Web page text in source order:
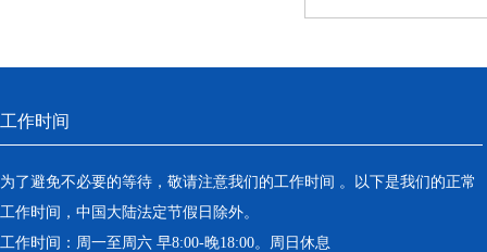
工作时间
为了避免不必要的等待，敬请注意我们的工作时间 。以下是我们的正常
工作时间，中国大陆法定节假日除外。
工作时间：周一至周六 早8:00-晚18:00。周日休息